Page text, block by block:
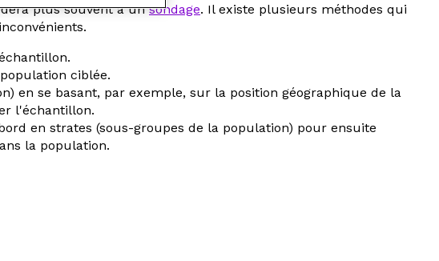
plus souvent à unsondage. Il existe plusieurs méthodes qui
ciblée.
en se basant, par exemple, sur la position géographique de la
l'échantillon.
en strates (sous-groupes de la population) pour ensuite
la population.